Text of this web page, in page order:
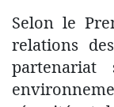
Selon le
relations
partenariat